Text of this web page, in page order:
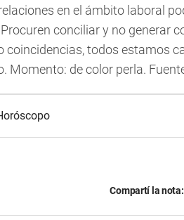
en el ámbito laboral
conciliar y no generar
coincidencias, todos estamos
Momento: de color perla.
Compartí la nota: